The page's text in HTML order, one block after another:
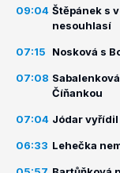
09:04 Štěpánek s
nesouhlasí
07:15 Nosková s
07:08
Číňankou
07:04 Jódar vyřídil
06:33 Lehečka